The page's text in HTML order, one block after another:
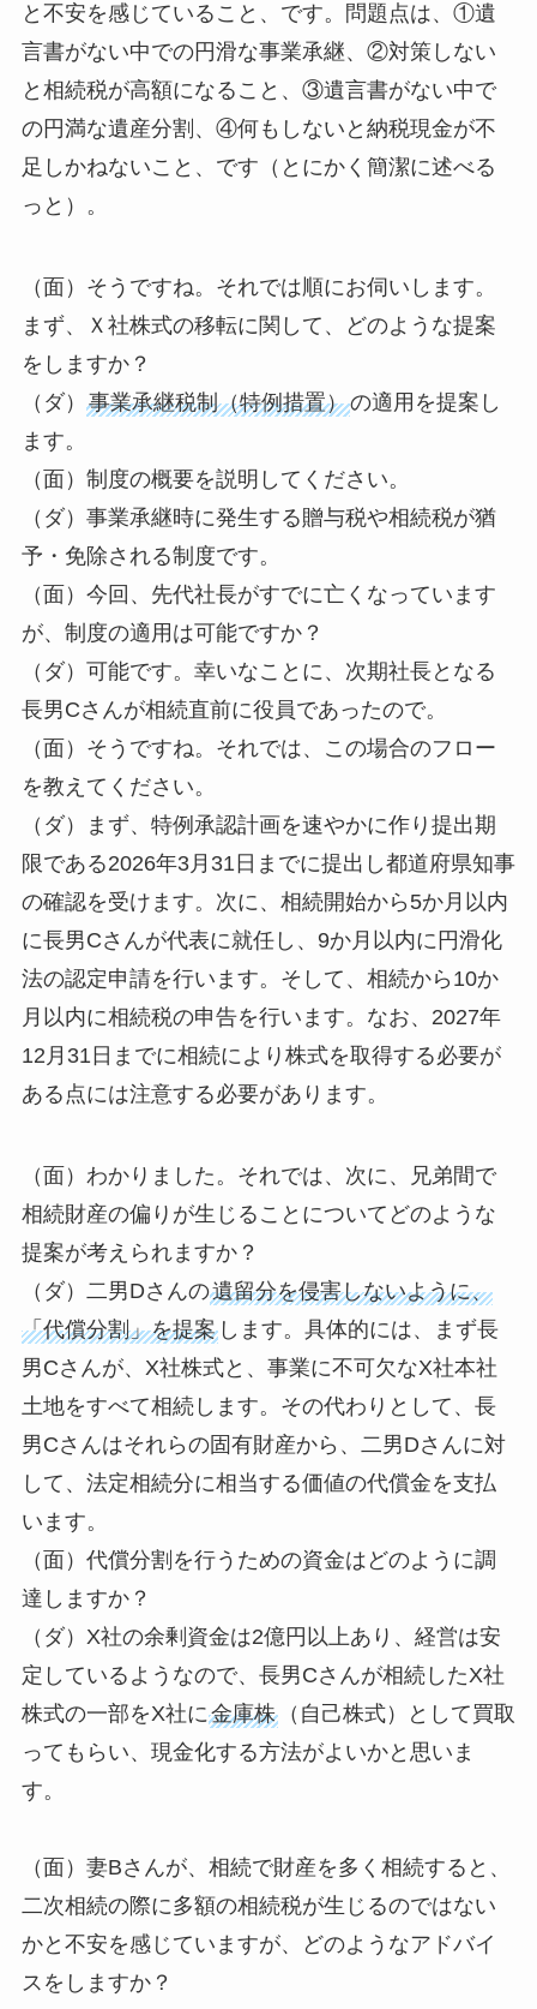
と不安を感じていること、です。問題点は、①遺
言書がない中での円滑な事業承継、②対策しない
と相続税が高額になること、③遺言書がない中で
の円満な遺産分割、④何もしないと納税現金が不
足しかねないこと、です（とにかく簡潔に述べる
っと）。
（面）そうですね。それでは順にお伺いします。
まず、Ｘ社株式の移転に関して、どのような提案
をしますか？
（ダ） 事業承継税制（特例措置）の適用を提案し
ます。
（面）制度の概要を説明してください。
（ダ）事業承継時に発生する贈与税や相続税が猶
予・免除される制度です。
（面）今回、先代社長がすでに亡くなっています
が、制度の適用は可能ですか？
（ダ）可能です。幸いなことに、次期社長となる
長男Cさんが相続直前に役員であったので。
（面）そうですね。それでは、この場合のフロー
を教えてください。
（ダ）まず、特例承認計画を速やかに作り提出期
限である2026年3月31日までに提出し都道府県知事
の確認を受けます。次に、相続開始から5か月以内
に長男Cさんが代表に就任し、9か月以内に円滑化
法の認定申請を行います。そして、相続から10か
月以内に相続税の申告を行います。なお、2027年
12月31日までに相続により株式を取得する必要が
ある点には注意する必要があります。
（面）わかりました。それでは、次に、兄弟間で
相続財産の偏りが生じることについてどのような
提案が考えられますか？
（ダ）二男Dさんの遺留分を侵害しないように、
「代償分割」を提案します。具体的には、まず長
男Cさんが、X社株式と、事業に不可欠なX社本社
土地をすべて相続します。その代わりとして、長
男Cさんはそれらの固有財産から、二男Dさんに対
して、法定相続分に相当する価値の代償金を支払
います。
（面）代償分割を行うための資金はどのように調
達しますか？
（ダ）X社の余剰資金は2億円以上あり、経営は安
定しているようなので、長男Cさんが相続したX社
株式の一部をX社に金庫株（自己株式）として買取
ってもらい、現金化する方法がよいかと思いま
す。
（面）妻Bさんが、相続で財産を多く相続すると、
二次相続の際に多額の相続税が生じるのではない
かと不安を感じていますが、どのようなアドバイ
スをしますか？